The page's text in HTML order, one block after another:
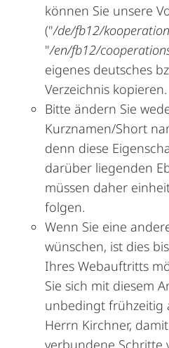
können Sie unsere
("/de/fb12/
"/en/fb12/
eigenes deutsches
Verzeichnis kopieren.
Bitte ändern Sie
Kurznamen/Short
denn diese
darüber liegenden
müssen daher
folgen.
Wenn Sie eine
wünschen, ist dies
Ihres Webauftritts
Sie sich mit diesem
unbedingt frühzeitig
Herrn Kirchner,
verbundene Schritte